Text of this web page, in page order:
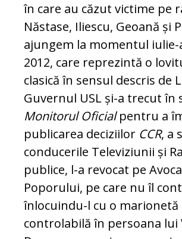
în care au căzut victime pe
Năstase, Iliescu, Geoană și
ajungem la momentul
2012, care reprezintă o
clasică în sensul descris de
Guvernul USL și-a trecut în
Monitorul Oficialpentru a
publicarea deciziilor CCR, a
conducerile Televiziunii și
publice, l-a revocat pe
Poporului, pe care nu îl
înlocuindu-l cu o
controlabilă în persoana lui